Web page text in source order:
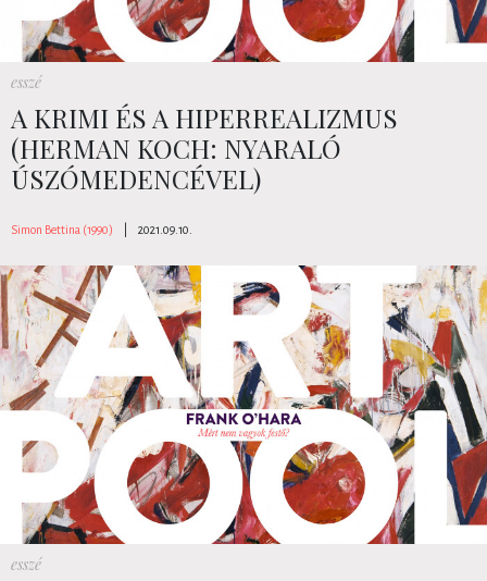
esszé
A KRIMI ÉS A HIPERREALIZMUS
(HERMAN KOCH: NYARALÓ
ÚSZÓMEDENCÉVEL)
Simon Bettina (1990) 2021.09.10.
esszé